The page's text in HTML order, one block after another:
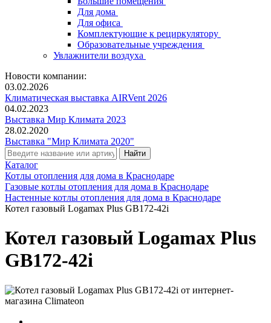
Для дома
Для офиса
Комплектующие к рециркулятору
Образовательные учреждения
Увлажнители воздуха
Новости компании:
03.02.2026
Климатическая выставка AIRVent 2026
04.02.2023
Выставка Мир Климата 2023
28.02.2020
Выставка "Мир Климата 2020"
Каталог
Котлы отопления для дома в Краснодаре
Газовые котлы отопления для дома в Краснодаре
Настенные котлы отопления для дома в Краснодаре
Котел газовый Logamax Plus GB172-42i
Котел газовый Logamax Plus
GB172-42i